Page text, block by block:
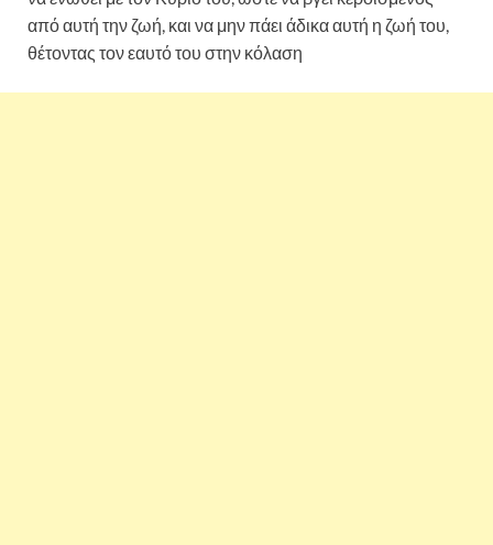
από αυτή την ζωή, και να μην πάει άδικα αυτή η ζωή του,
θέτοντας τον εαυτό του στην κόλαση